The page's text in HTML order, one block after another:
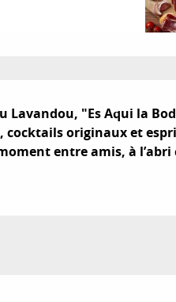
"Es Aqui la
cocktails originaux et
entre amis, à l’abri